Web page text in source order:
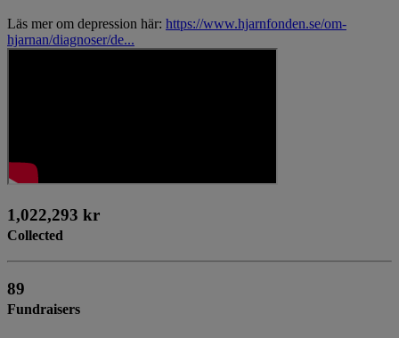
Läs mer om depression här: https://www.hjarnfonden.se/om-
hjarnan/diagnoser/de...
1,022,293 kr
Collected
89
Fundraisers